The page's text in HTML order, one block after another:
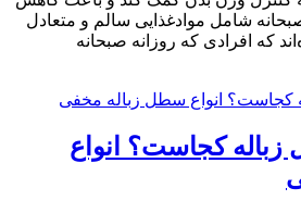
شامل موادغذایی سالم و متعادل
که افرادی که روزانه صبحانه
کجاست؟ انواع